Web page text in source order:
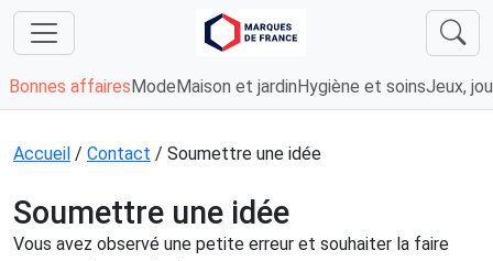
Bonnes affaires Mode Maison et jardin Hygiène et soinsJeux,
Accueil / Contact / Soumettre une idée
Soumettre une idée
Vous avez observé une petite erreur et souhaiter la faire